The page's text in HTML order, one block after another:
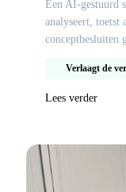
Een AI-gestuurd
analyseert, toetst
conceptbesluiten
Verlaagt de
Lees verder